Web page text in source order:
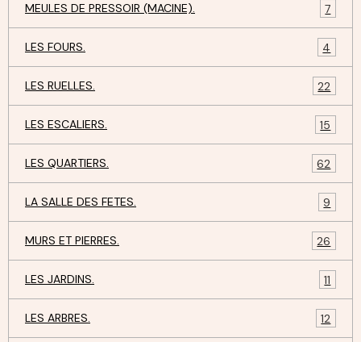
MEULES DE PRESSOIR (MACINE). 7
LES FOURS. 4
LES RUELLES. 22
LES ESCALIERS. 15
LES QUARTIERS. 62
LA SALLE DES FETES. 9
MURS ET PIERRES. 26
LES JARDINS. 11
LES ARBRES. 12